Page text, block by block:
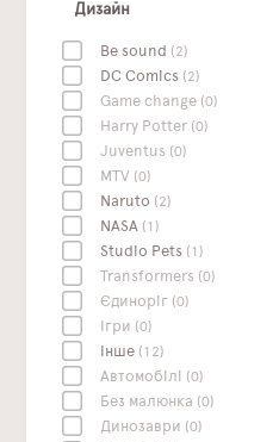
Дизайн
Be sound (2)
DC Сomics (2)
Game change (0)
Harry Potter (0)
Juventus (0)
MTV (0)
Naruto (2)
NASA (1)
Studio Pets (1)
Transformers (0)
Єдиноріг (0)
Ігри (0)
Інше (12)
Автомобілі (0)
Без малюнка (0)
Динозаври (0)